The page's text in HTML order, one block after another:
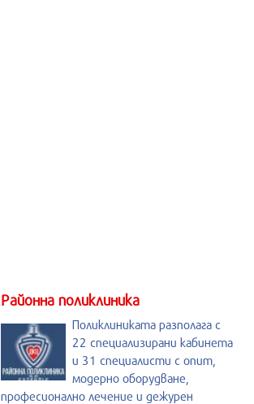
Районна поликлиника
Поликлиниката разполага с
22 специализирани кабинета
и 31 специалисти с опит,
модерно оборудване,
професионално лечение и дежурен